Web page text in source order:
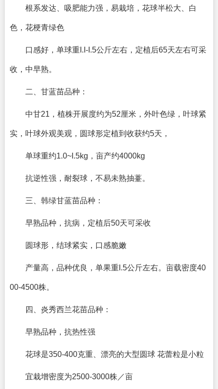
根系发达、吸肥能力强，易栽培，花球半松大、白
色，花梗青绿色
口感好，单球重I.I-I.5公斤左右，定植后65天左右可采
收，中早熟。
二、甘蓝苗品种：
中甘21，植株开展度约为52厘米，外叶色绿，叶球紧
实，叶球外观美观，圆球形定植到收获约5天，
单球重约1.0~I.5kg，亩产约4000kg
抗逆性强，耐裂球，不易未熟抽薹。
三、韩绿甘蓝苗品种：
早熟品种，抗病，定植后50天可采收
圆球形，结球紧实，口感脆嫩
产量高，品种优良，单果重I.5公斤左右。亩载密度40
00-4500株。
四、炎秀西兰花苗品种：
早熟品种，抗热性强
花球是350-400克重、漂亮的大型圆球 花蕾粒是小粒
宜栽增密度为2500-3000株／亩